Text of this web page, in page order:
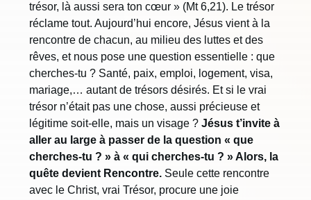
trésor, là aussi sera ton cœur » (Mt 6,21). Le trésor
réclame tout. Aujourd’hui encore, Jésus vient à la
rencontre de chacun, au milieu des luttes et des
rêves, et nous pose une question essentielle : que
cherches-tu ? Santé, paix, emploi, logement, visa,
mariage,… autant de trésors désirés. Et si le vrai
trésor n’était pas une chose, aussi précieuse et
légitime soit-elle, mais un visage ?Jésus t’invite à
aller au large à passer de la question « que
cherches-tu ? » à « qui cherches-tu ? » Alors, la
quête devient Rencontre. Seule cette rencontre
avec le Christ, vrai Trésor, procure une joie